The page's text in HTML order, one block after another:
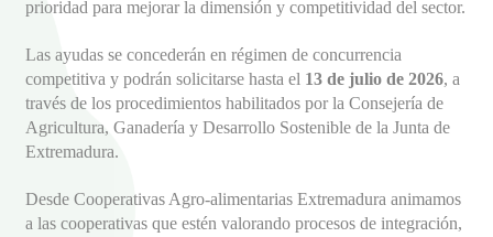
prioridad para mejorar la dimensión y competitividad del sector.
Las ayudas se concederán en régimen de concurrencia
competitiva y podrán solicitarse hasta el 13 de julio de 2026, a
través de los procedimientos habilitados por la Consejería de
Agricultura, Ganadería y Desarrollo Sostenible de la Junta de
Extremadura.
Desde Cooperativas Agro-alimentarias Extremadura animamos
a las cooperativas que estén valorando procesos de integración,